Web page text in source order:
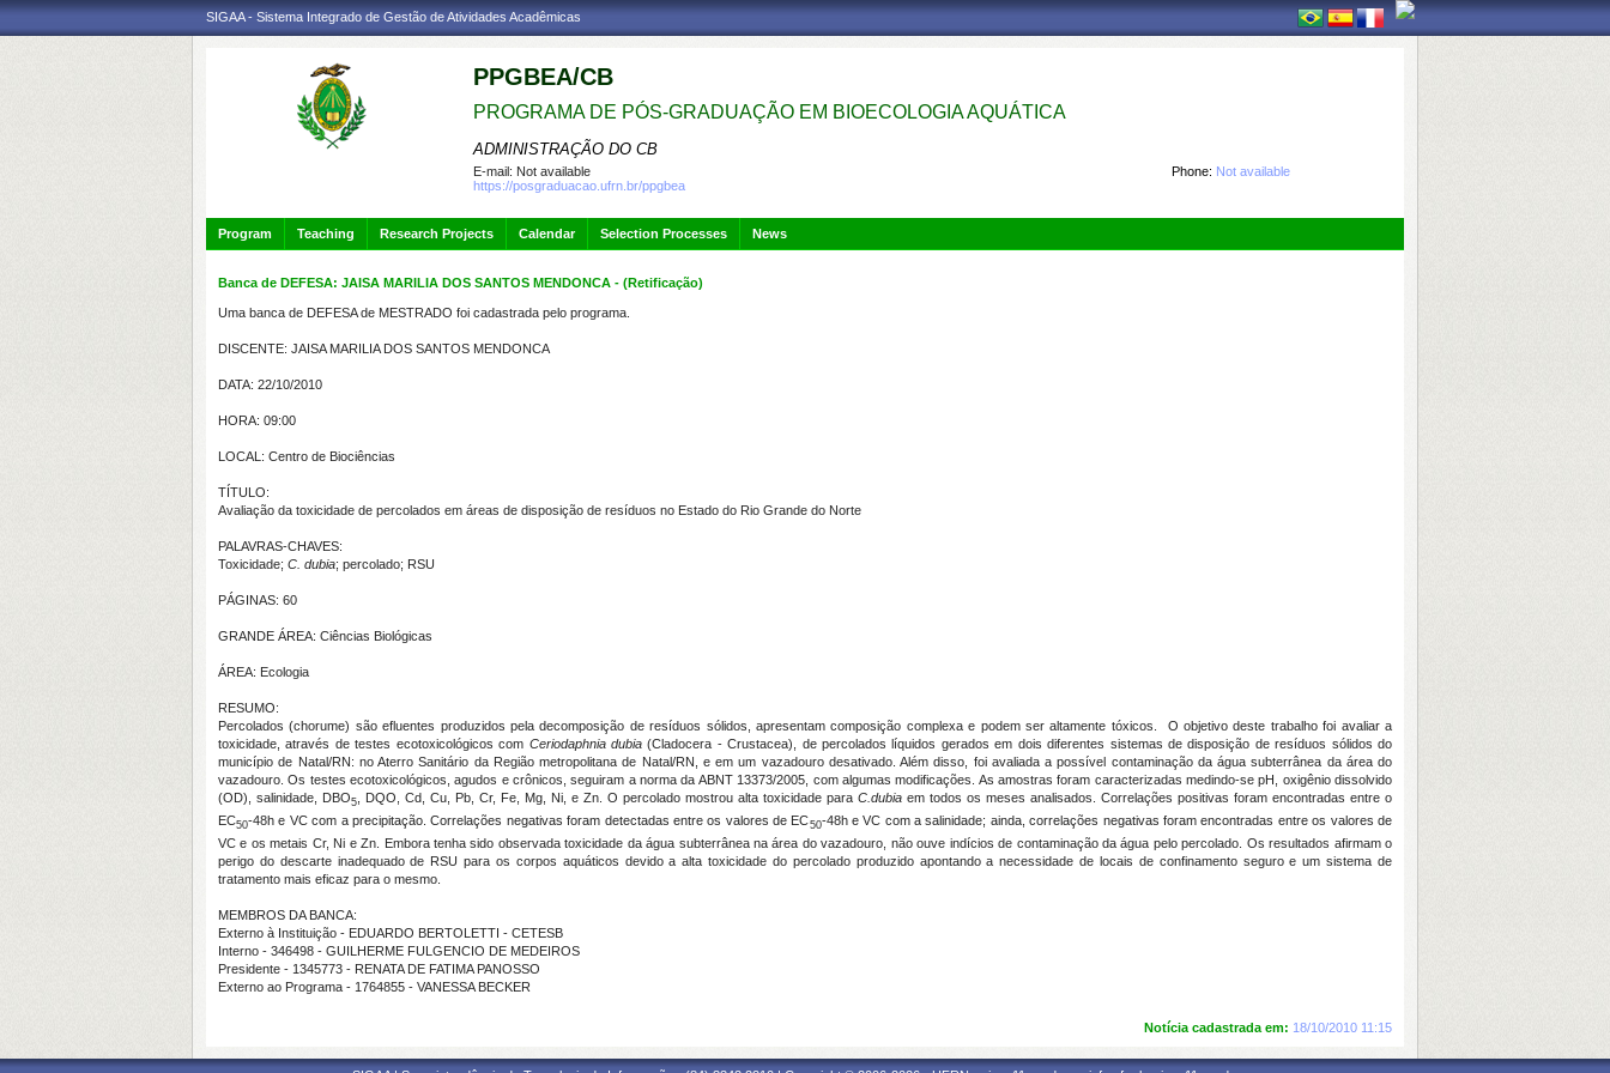
SIGAA - Sistema Integrado de Gestão de Atividades Acadêmicas
PPGBEA/CB
PROGRAMA DE PÓS-GRADUAÇÃO EM BIOECOLOGIA AQUÁTICA
ADMINISTRAÇÃO DO CB
Phone: Not available
E-mail: Not available
https://posgraduacao.ufrn.br/ppgbea
Program Teaching Research Projects Calendar Selection Processes News
Banca de DEFESA: JAISA MARILIA DOS SANTOS MENDONCA - (Retificação)
Uma banca de DEFESA de MESTRADO foi cadastrada pelo programa.
DISCENTE: JAISA MARILIA DOS SANTOS MENDONCA
DATA: 22/10/2010
HORA: 09:00
LOCAL: Centro de Biociências
TÍTULO:
Avaliação da toxicidade de percolados em áreas de disposição de resíduos no Estado do Rio Grande do Norte
PALAVRAS-CHAVES:
Toxicidade; C. dubia; percolado; RSU
PÁGINAS: 60
GRANDE ÁREA: Ciências Biológicas
ÁREA: Ecologia
RESUMO:
Percolados (chorume) são efluentes produzidos pela decomposição de resíduos sólidos, apresentam composição complexa e podem ser altamente tóxicos. O objetivo deste trabalho foi avaliar a
toxicidade, através de testes ecotoxicológicos com Ceriodaphnia dubia(Cladocera - Crustacea), de percolados líquidos gerados em dois diferentes sistemas de disposição de resíduos sólidos do
município de Natal/RN: no Aterro Sanitário da Região metropolitana de Natal/RN, e em um vazadouro desativado. Além disso, foi avaliada a possível contaminação da água subterrânea da área do
vazadouro. Os testes ecotoxicológicos, agudos e crônicos, seguiram a norma da ABNT 13373/2005, com algumas modificações. As amostras foram caracterizadas medindo-se pH, oxigênio dissolvido
(OD), salinidade, DBO5 , DQO, Cd, Cu, Pb, Cr, Fe, Mg, Ni, e Zn. O percolado mostrou alta toxicidade para C.dubia em todos os meses analisados. Correlações positivas foram encontradas entre o
EC50-48h e VC com a precipitação. Correlações negativas foram detectadas entre os valores de EC50-48h e VC com a salinidade; ainda, correlações negativas foram encontradas entre os valores de
VC e os metais Cr, Ni e Zn. Embora tenha sido observada toxicidade da água subterrânea na área do vazadouro, não ouve indícios de contaminação da água pelo percolado. Os resultados afirmam o
perigo do descarte inadequado de RSU para os corpos aquáticos devido a alta toxicidade do percolado produzido apontando a necessidade de locais de confinamento seguro e um sistema de
tratamento mais eficaz para o mesmo.
MEMBROS DA BANCA:
Externo à Instituição - EDUARDO BERTOLETTI - CETESB
Interno - 346498 - GUILHERME FULGENCIO DE MEDEIROS
Presidente - 1345773 - RENATA DE FATIMA PANOSSO
Externo ao Programa - 1764855 - VANESSA BECKER
Notícia cadastrada em: 18/10/2010 11:15